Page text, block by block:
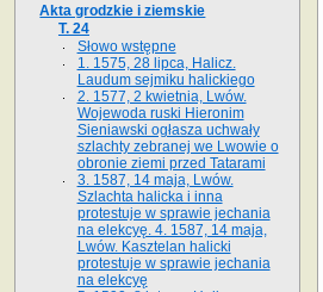
Akta grodzkie i ziemskie
T. 24
Słowo wstępne
1. 1575, 28 lipca, Halicz.
Laudum sejmiku halickiego
2. 1577, 2 kwietnia, Lwów.
Wojewoda ruski Hieronim
Sieniawski ogłasza uchwały
szlachty zebranej we Lwowie o
obronie ziemi przed Tatarami
3. 1587, 14 maja, Lwów.
Szlachta halicka i inna
protestuje w sprawie jechania
na elekcyę. 4. 1587, 14 maja,
Lwów. Kasztelan halicki
protestuje w sprawie jechania
na elekcyę